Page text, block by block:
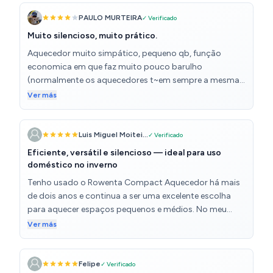
PAULO MURTEIRA✓ Verificado
Muito silencioso, muito prático.
Aquecedor muito simpático, pequeno qb, função
economica em que faz muito pouco barulho
(normalmente os aquecedores t~em sempre a mesma
velocidade, variando a resistencia electrica) este tem
duas velocidades da ventoinha, e variação da
temperatura de aquecimento. Muito simpático e facil
de utilizar e arrumar quando não é necessário. Podia ter
um suporte para enrolar o fio a volta, apensa este
senão.
Ver más
Luis Miguel Moitei...✓ Verificado
Eficiente, versátil e silencioso — ideal para uso
doméstico no inverno
Tenho usado o Rowenta Compact Aquecedor há mais
de dois anos e continua a ser uma excelente escolha
para aquecer espaços pequenos e médios. No meu
caso, aquece eficazmente um quarto de 16 m² e é
surpreendentemente silencioso no modo Ecológico, o
que me permite usá-lo no escritório sem qualquer
perturbação durante o trabalho. É leve e fácil de mover
Ver más
Felipe✓ Verificado